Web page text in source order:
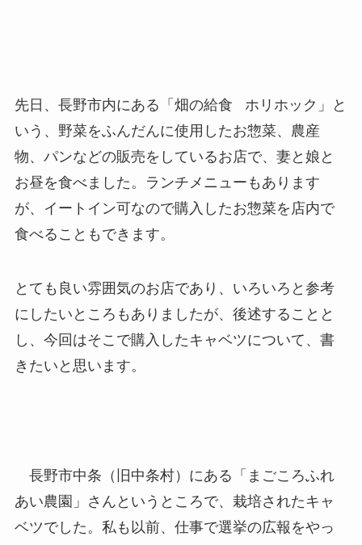
先日、長野市内にある「畑の給食 ホリホック」と
いう、野菜をふんだんに使用したお惣菜、農産
物、パンなどの販売をしているお店で、妻と娘と
お昼を食べました。ランチメニューもあります
が、イートイン可なので購入したお惣菜を店内で
食べることもできます。
とても良い雰囲気のお店であり、いろいろと参考
にしたいところもありましたが、後述することと
し、今回はそこで購入したキャベツについて、書
きたいと思います。
長野市中条（旧中条村）にある「まごころふれ
あい農園」さんというところで、栽培されたキャ
ベツでした。私も以前、仕事で選挙の広報をやっ